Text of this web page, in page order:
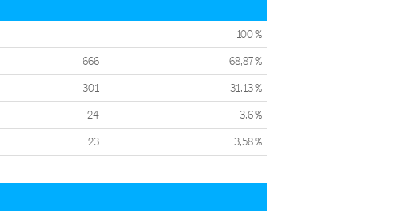
100 %
666 68,87 %
301 31,13 %
24 3,6 %
23 3,58 %